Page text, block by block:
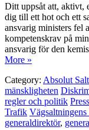
Ditt uppsåt att, aktivt,
dig till ett hot och ett
ansvarig ministers fel
kompetenskrav på
ansvarig för den
More »
Category: Absolut
mänskligheten
regler och politik
Trafik
generaldirektör,